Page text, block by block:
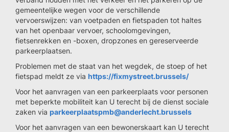
gemeentelijke wegen voor de verschillende
vervoerswijzen: van voetpaden en fietspaden tot haltes
van het openbaar vervoer, schoolomgevingen,
fietsenrekken en -boxen, dropzones en gereserveerde
parkeerplaatsen.
Problemen met de staat van het wegdek, de stoep of het
fietspad meldt ze via https://fixmystreet.brussels/
Voor het aanvragen van een parkeerplaats voor personen
met beperkte mobiliteit kan U terecht bij de dienst sociale
zaken via parkeerplaatspmb@anderlecht.brussels
Voor het aanvragen van een bewonerskaart kan U terecht